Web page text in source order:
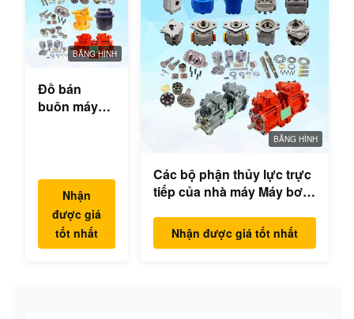
BĂNG HÌNH
Đồ bán
buôn máy
phận động
cơ swing
cho Hyundai
Yanmar
Komatsu
Nhận
được giá
tốt nhất
BĂNG HÌNH
Các bộ phận thủy lực trực
tiếp của nhà máy Máy bơm
Mô hình động cơ
PC/EX/EC/DH/DX/CAAT/SH
Nhận được giá tốt nhất